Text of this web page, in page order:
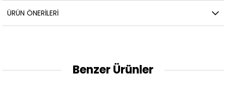
ÜRÜN ÖNERILERI
Benzer Ürünler